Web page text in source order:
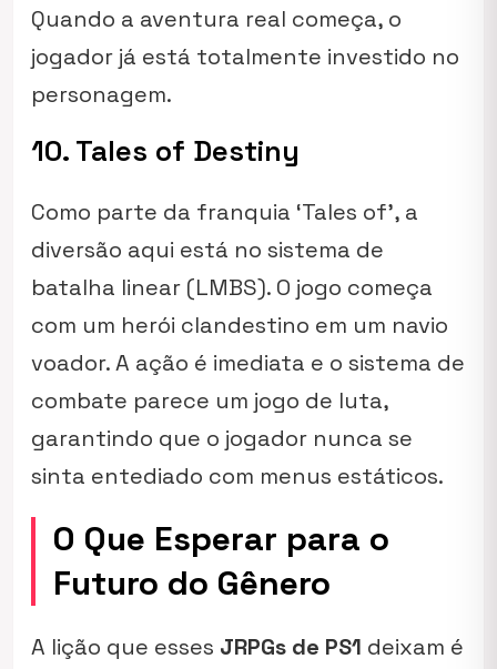
Quando a aventura real começa, o
jogador já está totalmente investido no
personagem.
10. Tales of Destiny
Como parte da franquia ‘Tales of’, a
diversão aqui está no sistema de
batalha linear (LMBS). O jogo começa
com um herói clandestino em um navio
voador. A ação é imediata e o sistema de
combate parece um jogo de luta,
garantindo que o jogador nunca se
sinta entediado com menus estáticos.
O Que Esperar para o
Futuro do Gênero
A lição que esses JRPGs de PS1 deixam é